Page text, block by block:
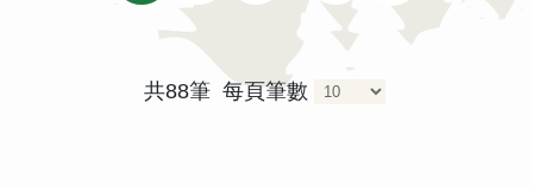
共88筆 每頁筆數